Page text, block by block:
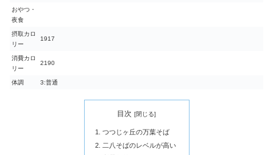
おやつ・
夜食
摂取カロ
リー
1917
消費カロ
リー
2190
体調 3:普通
目次
つつじヶ丘の万葉そば
二八そばのレベルが高い